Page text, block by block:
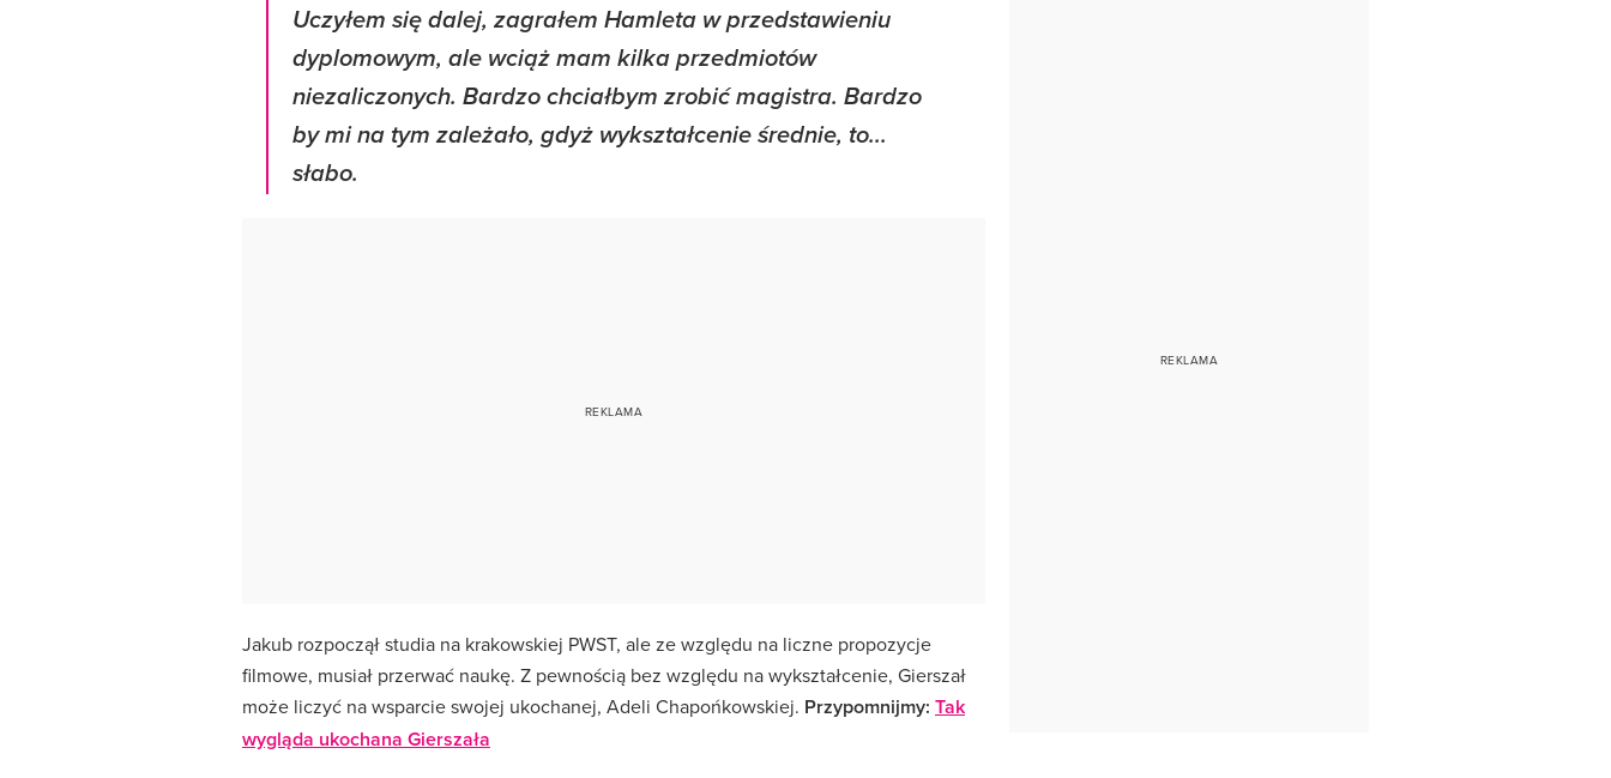
Uczyłem się dalej, zagrałem Hamleta w przedstawieniu
dyplomowym, ale wciąż mam kilka przedmiotów
niezaliczonych. Bardzo chciałbym zrobić magistra. Bardzo
by mi na tym zależało, gdyż wykształcenie średnie, to...
słabo.
Jakub rozpoczął studia na krakowskiej PWST, ale ze względu na liczne propozycje
filmowe, musiał przerwać naukę. Z pewnością bez względu na wykształcenie, Gierszał
może liczyć na wsparcie swojej ukochanej, Adeli Chapońkowskiej. Przypomnijmy: Tak
wygląda ukochana Gierszała